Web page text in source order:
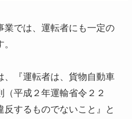
業では、運転者にも一定の
、『運転者は、貨物自動車
平成２年運輸省令２２
するものでないこと』と